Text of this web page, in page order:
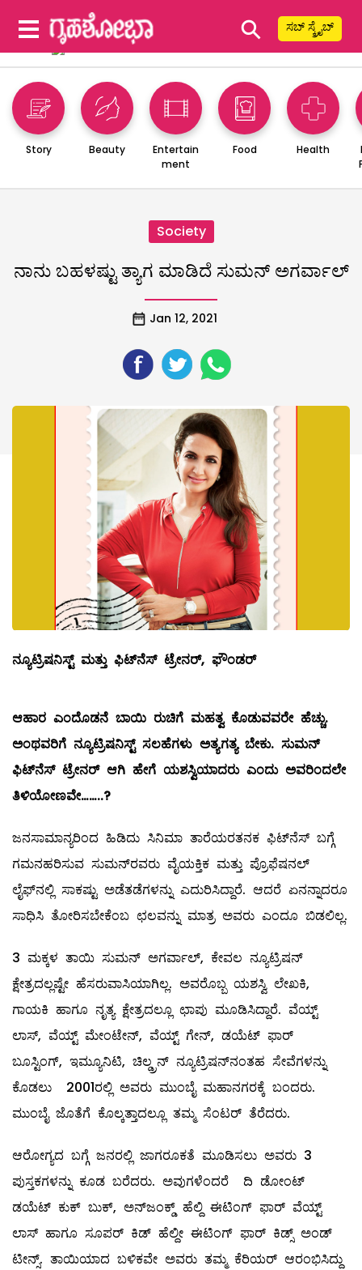
⚲ ಸಬ್ ಸ್ಕ್ರೈಬ್
Story Beauty
Entertain
ment
Food Health
Society
ನಾನು ಬಹಳಷ್ಟು ತ್ಯಾಗ ಮಾಡಿದೆ ಸುಮನ್‌ ಅಗರ್ವಾಲ್
Jan 12, 2021
ನ್ಯೂಟ್ರಿಷನಿಸ್ಟ್ ಮತ್ತು ಫಿಟ್‌ನೆಸ್‌ ಟ್ರೇನರ್‌, ಫೌಂಡರ್‌
ಆಹಾರ ಎಂದೊಡನೆ ಬಾಯಿ ರುಚಿಗೆ ಮಹತ್ವ ಕೊಡುವವರೇ ಹೆಚ್ಚು.
ಅಂಥವರಿಗೆ ನ್ಯೂಟ್ರಿಷನಿಸ್ಟ್ ಸಲಹೆಗಳು ಅತ್ಯಗತ್ಯ ಬೇಕು. ಸುಮನ್
ಫಿಟ್‌ನೆಸ್‌ ಟ್ರೇನರ್ ಆಗಿ ಹೇಗೆ ಯಶಸ್ವಿಯಾದರು ಎಂದು ಅವರಿಂದಲೇ
ತಿಳಿಯೋಣವೇ……..?
ಜನಸಾಮಾನ್ಯರಿಂದ ಹಿಡಿದು ಸಿನಿಮಾ ತಾರೆಯರತನಕ ಫಿಟ್‌ನೆಸ್‌ ಬಗ್ಗೆ
ಗಮನಹರಿಸುವ ಸುಮನ್‌ರವರು ವೈಯಕ್ತಿಕ ಮತ್ತು ಪ್ರೊಫೆಷನಲ್
ಲೈಫ್‌ನಲ್ಲಿ ಸಾಕಷ್ಟು ಅಡೆತಡೆಗಳನ್ನು ಎದುರಿಸಿದ್ದಾರೆ. ಆದರೆ ಏನನ್ನಾದರೂ
ಸಾಧಿಸಿ ತೋರಿಸಬೇಕೆಂಬ ಛಲವನ್ನು ಮಾತ್ರ ಅವರು ಎಂದೂ ಬಿಡಲಿಲ್ಲ.
3 ಮಕ್ಕಳ ತಾಯಿ ಸುಮನ್‌ ಅಗರ್ವಾಲ್, ಕೇವಲ ನ್ಯೂಟ್ರಿಷನ್‌
ಕ್ಷೇತ್ರದಲ್ಲಷ್ಟೇ ಹೆಸರುವಾಸಿಯಾಗಿಲ್ಲ. ಅವರೊಬ್ಬ ಯಶಸ್ವಿ ಲೇಖಕಿ,
ಗಾಯಕಿ ಹಾಗೂ ನೃತ್ಯ ಕ್ಷೇತ್ರದಲ್ಲೂ ಛಾಪು ಮೂಡಿಸಿದ್ದಾರೆ. ವೆಯ್ಟ್
ಲಾಸ್‌, ವೆಯ್ಟ್ ಮೇಂಟೇನ್‌, ವೆಯ್ಟ್ ಗೇನ್‌, ಡಯೆಟ್‌ ಫಾರ್‌
ಬೂಸ್ಟಿಂಗ್‌, ಇಮ್ಯೂನಿಟಿ, ಚಿಲ್ಡ್ರನ್‌ ನ್ಯೂಟ್ರಿಷನ್‌ನಂತಹ ಸೇವೆಗಳನ್ನು
ಕೊಡಲು 2001ರಲ್ಲಿ ಅವರು ಮುಂಬೈ ಮಹಾನಗರಕ್ಕೆ ಬಂದರು.
ಮುಂಬೈ ಜೊತೆಗೆ ಕೊಲ್ಕತ್ತಾದಲ್ಲೂ ತಮ್ಮ ಸೆಂಟರ್‌ ತೆರೆದರು.
ಆರೋಗ್ಯದ ಬಗ್ಗೆ ಜನರಲ್ಲಿ ಜಾಗರೂಕತೆ ಮೂಡಿಸಲು ಅವರು 3
ಪುಸ್ತಕಗಳನ್ನು ಕೂಡ ಬರೆದರು. ಅವುಗಳೆಂದರೆ ದಿ ಡೋಂಟ್‌
ಡಯೆಟ್‌ ಕುಕ್‌ ಬುಕ್‌, ಅನ್‌ಜಂಕ್ಡ್ ಹೆಲ್ದಿ ಈಟಿಂಗ್‌ ಫಾರ್‌ ವೆಯ್ಟ್
ಲಾಸ್‌ ಹಾಗೂ ಸೂಪರ್‌ ಕಿಡ್‌ ಹೆಲ್ದೀ ಈಟಿಂಗ್‌ ಫಾರ್‌ ಕಿಡ್ಸ್ ಅಂಡ್‌
ಟೀನ್ಸ್. ತಾಯಿಯಾದ ಬಳಿಕವೇ ಅವರು ತಮ್ಮ ಕೆರಿಯರ್‌ ಆರಂಭಿಸಿದ್ದು